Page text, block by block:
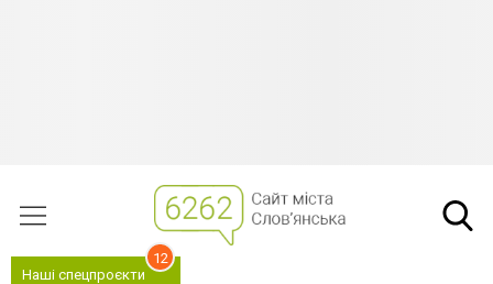
Наші спецпроєкти
12